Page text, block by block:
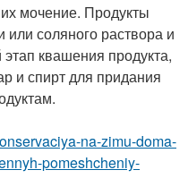
мочение. Продукты
соляного раствора и
квашения продукта,
и спирт для придания
na-zimu-doma-
pomeshcheniy-